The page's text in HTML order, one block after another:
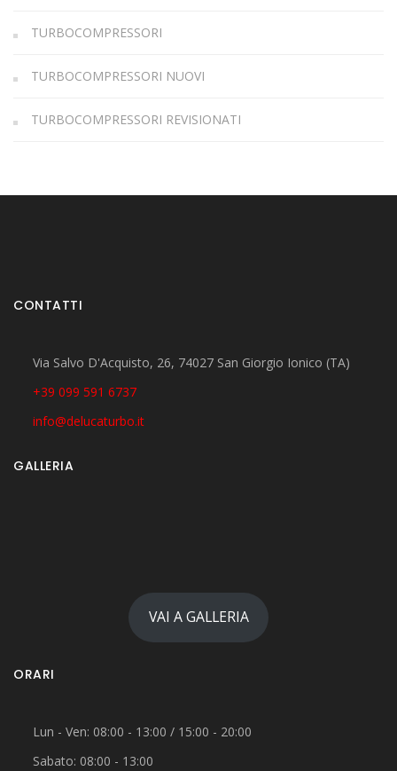
TURBOCOMPRESSORI
TURBOCOMPRESSORI NUOVI
TURBOCOMPRESSORI REVISIONATI
CONTATTI
Via Salvo D'Acquisto, 26, 74027 San Giorgio Ionico (TA)
+39 099 591 6737
info@delucaturbo.it
GALLERIA
VAI A GALLERIA
ORARI
Lun - Ven: 08:00 - 13:00 / 15:00 - 20:00
Sabato: 08:00 - 13:00